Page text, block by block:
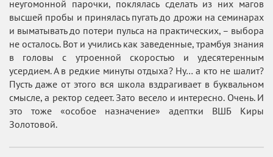
неугомонной парочки, поклялась сделать из них магов
высшей пробы и принялась пугать до дрожи на семинарах
и выматывать до потери пульса на практических, – выбора
не осталось. Вот и учились как заведенные, трамбуя знания
в головы с утроенной скоростью и удесятеренным
усердием. А в редкие минуты отдыха? Ну… а кто не шалит?
Пусть даже от этого вся школа вздрагивает в буквальном
смысле, а ректор седеет. Зато весело и интересно. Очень. И
это тоже «особое назначение» адептки ВШБ Киры
Золотовой.